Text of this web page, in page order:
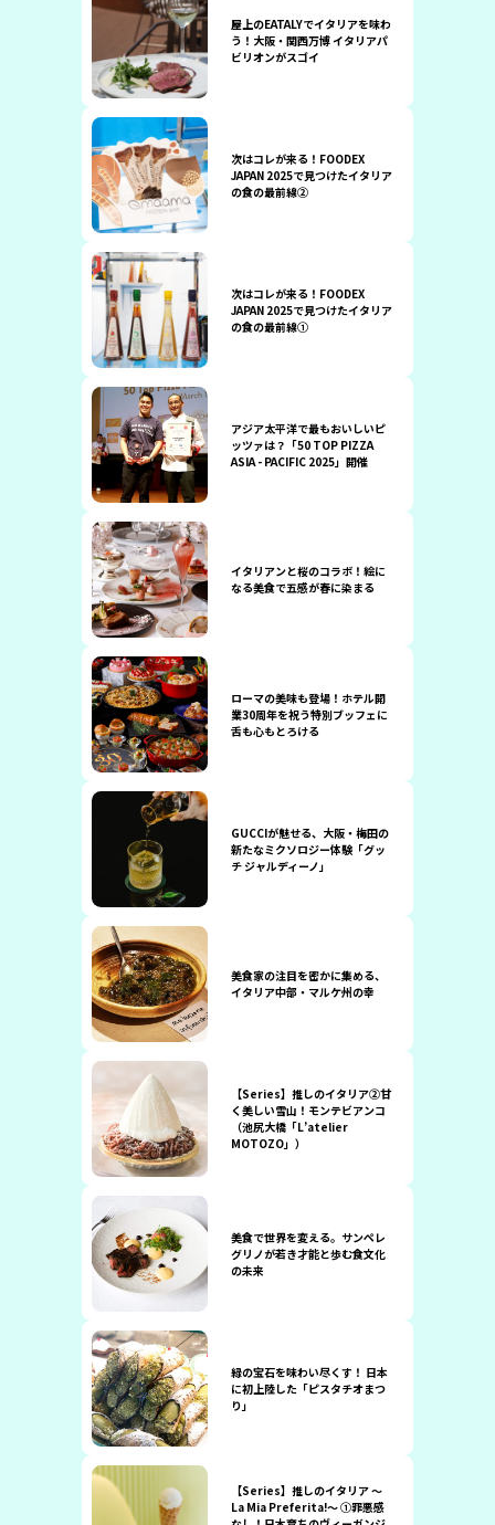
屋上のEATALYでイタリアを味わ
う！大阪・関西万博 イタリアパ
ビリオンがスゴイ
次はコレが来る！FOODEX
JAPAN 2025で見つけたイタリア
の食の最前線②
次はコレが来る！FOODEX
JAPAN 2025で見つけたイタリア
の食の最前線①
アジア太平洋で最もおいしいピ
ッツァは？「50 TOP PIZZA
ASIA - PACIFIC 2025」開催
イタリアンと桜のコラボ！絵に
なる美食で五感が春に染まる
ローマの美味も登場！ホテル開
業30周年を祝う特別ブッフェに
舌も心もとろける
GUCCIが魅せる、大阪・梅田の
新たなミクソロジー体験「グッ
チ ジャルディーノ」
美食家の注目を密かに集める、
イタリア中部・マルケ州の幸
【Series】推しのイタリア②甘
く美しい雪山！モンテビアンコ
（池尻大橋「L’atelier
MOTOZO」）
美食で世界を変える。サンペレ
グリノが若き才能と歩む食文化
の未来
緑の宝石を味わい尽くす！ 日本
に初上陸した「ピスタチオまつ
り」
【Series】推しのイタリア 〜
La Mia Preferita!〜 ①罪悪感